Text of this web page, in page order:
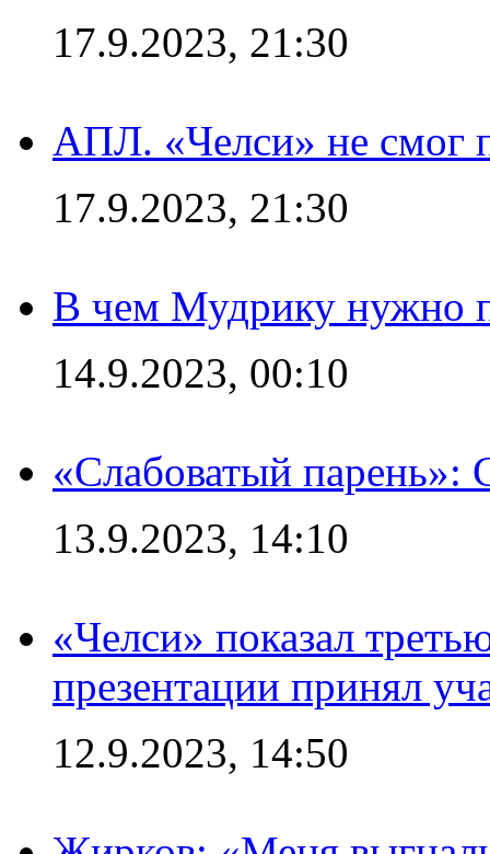
17.9.2023, 21:30
АПЛ. «Челси» не смог
17.9.2023, 21:30
В чем Мудрику нужно
14.9.2023, 00:10
«Слабоватый парень»:
13.9.2023, 14:10
«Челси» показал
презентации принял
12.9.2023, 14:50